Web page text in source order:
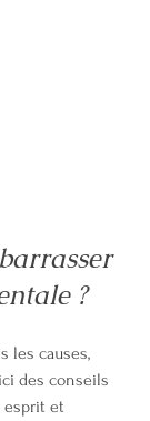
?
les causes,
des conseils
esprit et